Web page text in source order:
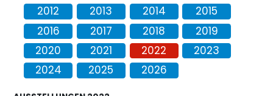
2012 2013 2014
2015
2016
2017 2018
2019
2020
2021 2022
2023
2024
2025 2026